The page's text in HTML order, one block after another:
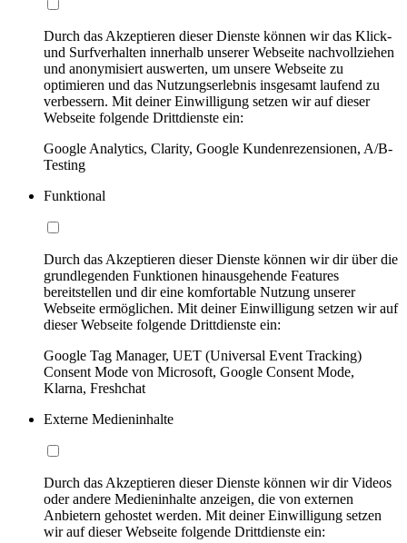
Durch das Akzeptieren dieser Dienste können wir das Klick-
und Surfverhalten innerhalb unserer Webseite nachvollziehen
und anonymisiert auswerten, um unsere Webseite zu
optimieren und das Nutzungserlebnis insgesamt laufend zu
verbessern. Mit deiner Einwilligung setzen wir auf dieser
Webseite folgende Drittdienste ein:
Google Analytics, Clarity, Google Kundenrezensionen, A/B-
Testing
Funktional
Durch das Akzeptieren dieser Dienste können wir dir über die
grundlegenden Funktionen hinausgehende Features
bereitstellen und dir eine komfortable Nutzung unserer
Webseite ermöglichen. Mit deiner Einwilligung setzen wir auf
dieser Webseite folgende Drittdienste ein:
Google Tag Manager, UET (Universal Event Tracking)
Consent Mode von Microsoft, Google Consent Mode,
Klarna, Freshchat
Externe Medieninhalte
Durch das Akzeptieren dieser Dienste können wir dir Videos
oder andere Medieninhalte anzeigen, die von externen
Anbietern gehostet werden. Mit deiner Einwilligung setzen
wir auf dieser Webseite folgende Drittdienste ein: